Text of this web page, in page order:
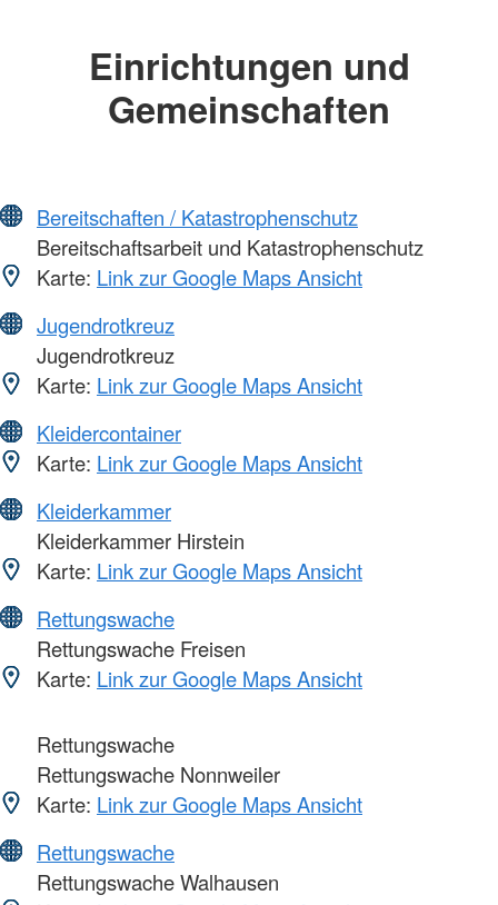
Einrichtungen und
Gemeinschaften
Bereitschaften / Katastrophenschutz
Bereitschaftsarbeit und Katastrophenschutz
Karte: Link zur Google Maps Ansicht
Jugendrotkreuz
Jugendrotkreuz
Karte: Link zur Google Maps Ansicht
Kleidercontainer
Karte: Link zur Google Maps Ansicht
Kleiderkammer
Kleiderkammer Hirstein
Karte: Link zur Google Maps Ansicht
Rettungswache
Rettungswache Freisen
Karte: Link zur Google Maps Ansicht
Rettungswache
Rettungswache Nonnweiler
Karte: Link zur Google Maps Ansicht
Rettungswache
Rettungswache Walhausen